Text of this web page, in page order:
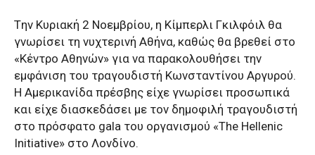
Tην Κυριακή 2 Νοεμβρίου, η Κίμπερλι Γκιλφόιλ θα
γνωρίσει τη νυχτερινή Αθήνα, καθώς θα βρεθεί στο
«Κέντρο Αθηνών» για να παρακολουθήσει την
εμφάνιση του τραγουδιστή Κωνσταντίνου Αργυρού.
Η Αμερικανίδα πρέσβης είχε γνωρίσει προσωπικά
και είχε διασκεδάσει με τον δημοφιλή τραγουδιστή
στο πρόσφατο gala του οργανισμού «The Hellenic
Initiative» στο Λονδίνο.